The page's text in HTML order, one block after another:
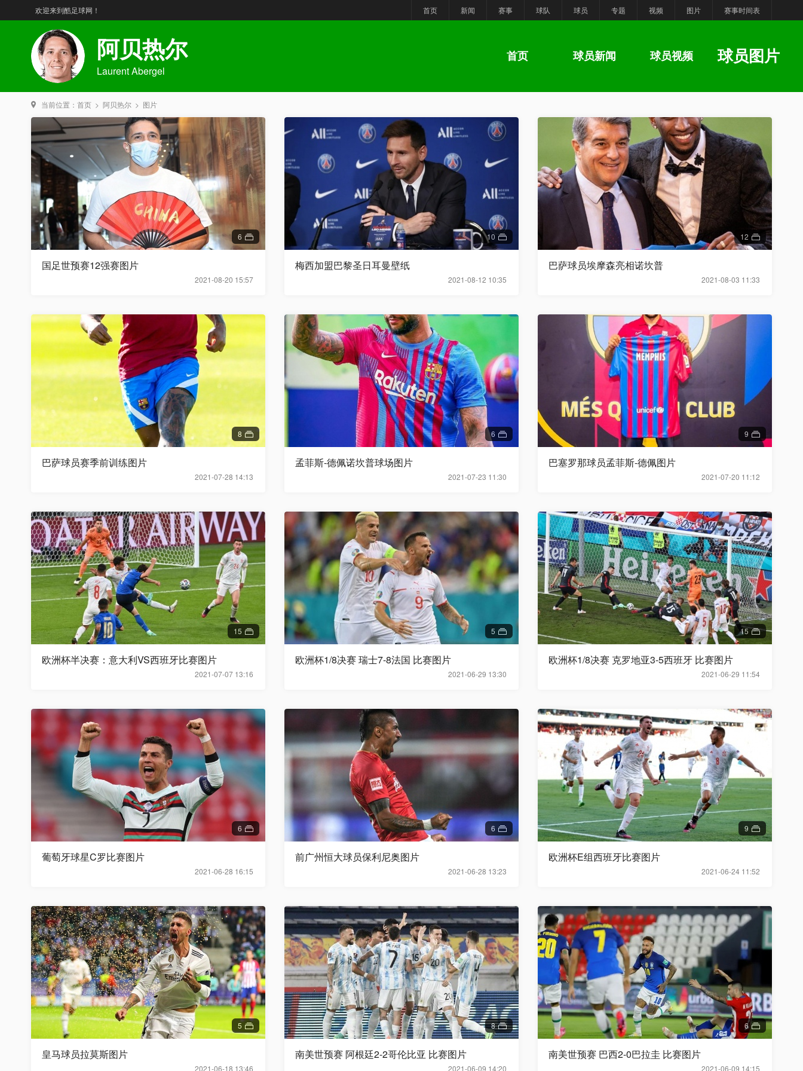
欢迎来到酷足球网！ 首页 新闻 赛事 球队 球员 专题 视频 图片 赛事时间表
阿贝热尔
Laurent Abergel
首页 球员新闻 球员视频 球员图片
当前位置： 首页 > 阿贝热尔 > 图片
6
2021-08-20 15:57
国足世预赛12强赛图片
10
2021-08-12 10:35
梅西加盟巴黎圣日耳曼壁纸
12
2021-08-03 11:33
巴萨球员埃摩森亮相诺坎普
8
2021-07-28 14:13
巴萨球员赛季前训练图片
6
2021-07-23 11:30
孟菲斯-德佩诺坎普球场图片
9
2021-07-20 11:12
巴塞罗那球员孟菲斯-德佩图片
15
2021-07-07 13:16
欧洲杯半决赛：意大利VS西班牙比赛图片
5
2021-06-29 13:30
欧洲杯1/8决赛 瑞士7-8法国 比赛图片
15
2021-06-29 11:54
欧洲杯1/8决赛 克罗地亚3-5西班牙 比赛图片
6
2021-06-28 16:15
葡萄牙球星C罗比赛图片
6
2021-06-28 13:23
前广州恒大球员保利尼奥图片
9
2021-06-24 11:52
欧洲杯E组西班牙比赛图片
5
2021-06-18 13:46
皇马球员拉莫斯图片
8
2021-06-09 14:20
南美世预赛 阿根廷2-2哥伦比亚 比赛图片
6
2021-06-09 14:15
南美世预赛 巴西2-0巴拉圭 比赛图片